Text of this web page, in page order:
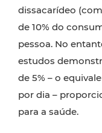
dissacarídeo
de 10% do
pessoa. No
estudos
de 5% – o
por dia –
para a saúde.